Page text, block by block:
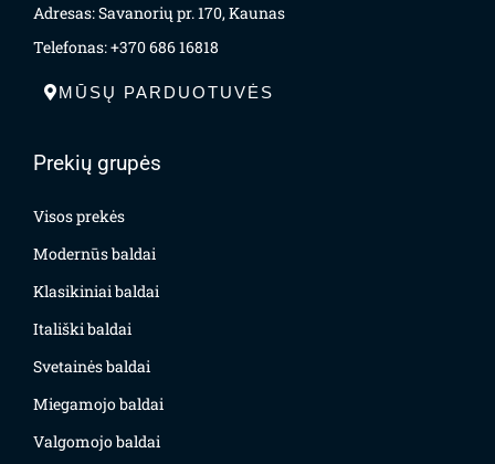
Adresas: Savanorių pr. 170, Kaunas
Telefonas: +370 686 16818
MŪSŲ PARDUOTUVĖS
Prekių grupės
Visos prekės
Modernūs baldai
Klasikiniai baldai
Itališki baldai
Svetainės baldai
Miegamojo baldai
Valgomojo baldai